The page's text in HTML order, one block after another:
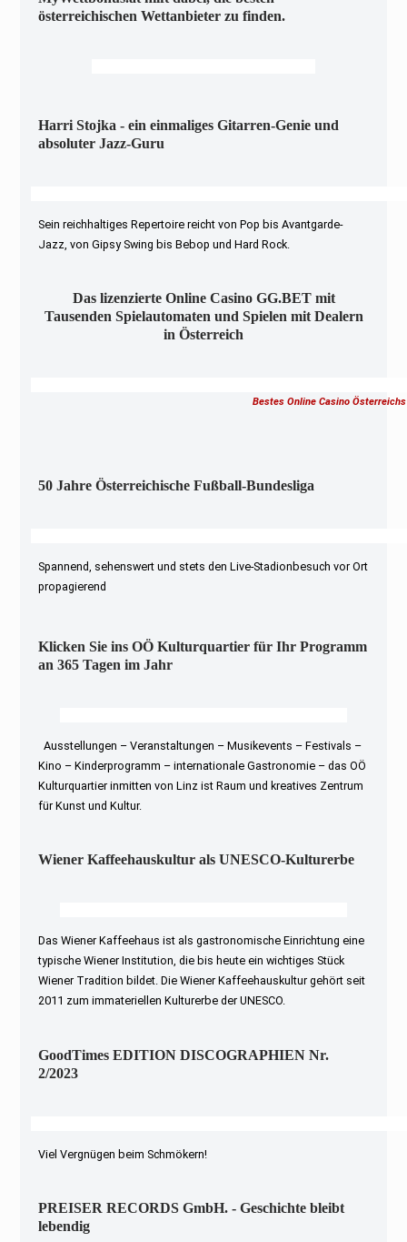
österreichischen Wettanbieter zu finden.
Harri Stojka - ein einmaliges Gitarren-Genie und
absoluter Jazz-Guru
Sein reichhaltiges Repertoire reicht von Pop bis Avantgarde-
Jazz, von Gipsy Swing bis Bebop und Hard Rock.
Das lizenzierte Online Casino GG.BET mit
Tausenden Spielautomaten und Spielen mit Dealern
in Österreich
Bestes Online Casino Österreichs
50 Jahre Österreichische Fußball-Bundesliga
Spannend, sehenswert und stets den Live-Stadionbesuch vor Ort
propagierend
Klicken Sie ins OÖ Kulturquartier für Ihr Programm
an 365 Tagen im Jahr
Ausstellungen – Veranstaltungen – Musikevents – Festivals –
Kino – Kinderprogramm – internationale Gastronomie – das OÖ
Kulturquartier inmitten von Linz ist Raum und kreatives Zentrum
für Kunst und Kultur.
Wiener Kaffeehauskultur als UNESCO-Kulturerbe
Das Wiener Kaffeehaus ist als gastronomische Einrichtung eine
typische Wiener Institution, die bis heute ein wichtiges Stück
Wiener Tradition bildet. Die Wiener Kaffeehauskultur gehört seit
2011 zum immateriellen Kulturerbe der UNESCO.
GoodTimes EDITION DISCOGRAPHIEN Nr.
2/2023
Viel Vergnügen beim Schmökern!
PREISER RECORDS GmbH. - Geschichte bleibt
lebendig